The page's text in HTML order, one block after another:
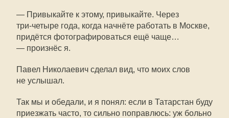
— Привыкайте к этому, привыкайте. Через
три-четыре года, когда начнёте работать в Москве,
придётся фотографироваться ещё чаще…
— произнёс я.
Павел Николаевич сделал вид, что моих слов
не услышал.
Так мы и обедали, и я понял: если в Татарстан буду
приезжать часто, то сильно поправлюсь: уж больно